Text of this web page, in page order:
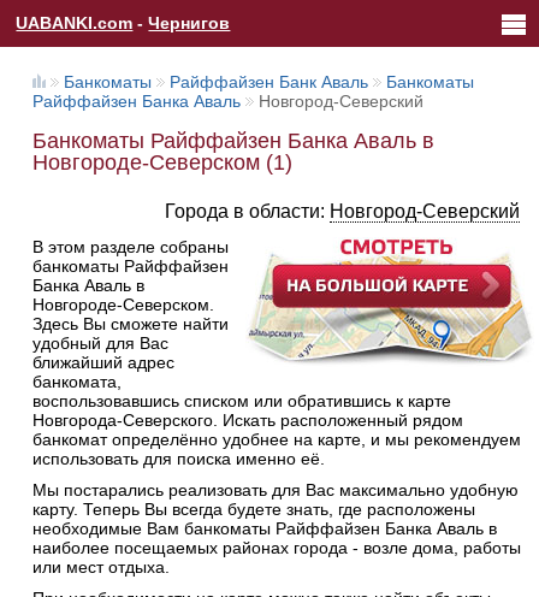
UABANKI.com -Чернигов
Банкоматы Райффайзен Банк Аваль
Банкоматы
Райффайзен Банка Аваль
Новгород-Северский
Банкоматы Райффайзен Банка Аваль в
Новгороде-Северском (1)
Города в области: Новгород-Северский
В этом разделе собраны
банкоматы Райффайзен
Банка Аваль в
Новгороде-Северском.
Здесь Вы сможете найти
удобный для Вас
ближайший адрес
банкомата,
воспользовавшись списком или обратившись к карте
Новгорода-Северского. Искать расположенный рядом
банкомат определённо удобнее на карте, и мы рекомендуем
использовать для поиска именно её.
Мы постарались реализовать для Вас максимально удобную
карту. Теперь Вы всегда будете знать, где расположены
необходимые Вам банкоматы Райффайзен Банка Аваль в
наиболее посещаемых районах города - возле дома, работы
или мест отдыха.